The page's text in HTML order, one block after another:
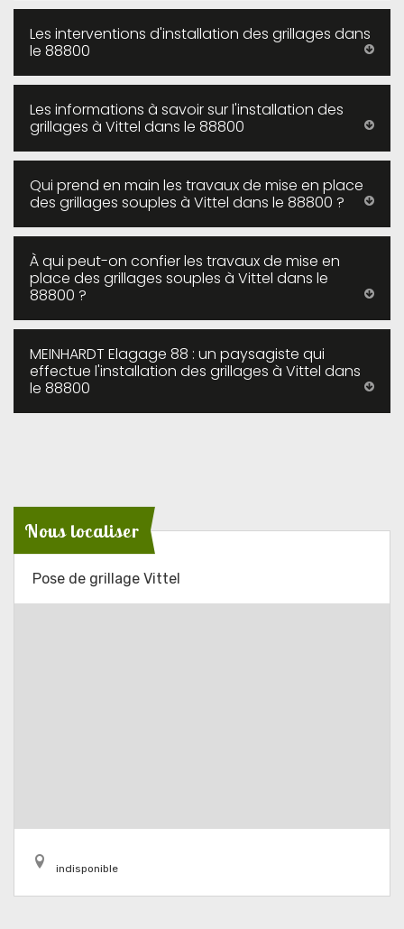
Les interventions d'installation des grillages dans
le 88800
Les informations à savoir sur l'installation des
grillages à Vittel dans le 88800
Qui prend en main les travaux de mise en place
des grillages souples à Vittel dans le 88800 ?
À qui peut-on confier les travaux de mise en
place des grillages souples à Vittel dans le
88800 ?
MEINHARDT Elagage 88 : un paysagiste qui
effectue l'installation des grillages à Vittel dans
le 88800
Nous localiser
Pose de grillage Vittel
indisponible